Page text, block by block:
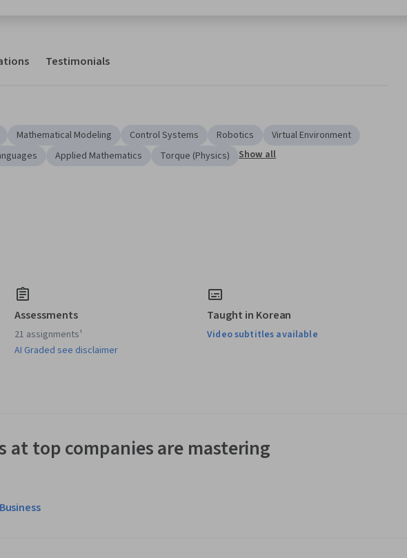
Testimonials
Mathematical Modeling Control Systems Robotics
Virtual Environment
Applied Mathematics Torque (Physics) Show all
Assessments
21 assignments¹
AI Graded see disclaimer
Taught in Korean
Video subtitles available
at top companies are mastering